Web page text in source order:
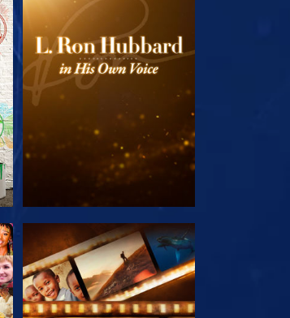
DÉCOUVRIR LES SÉRIES